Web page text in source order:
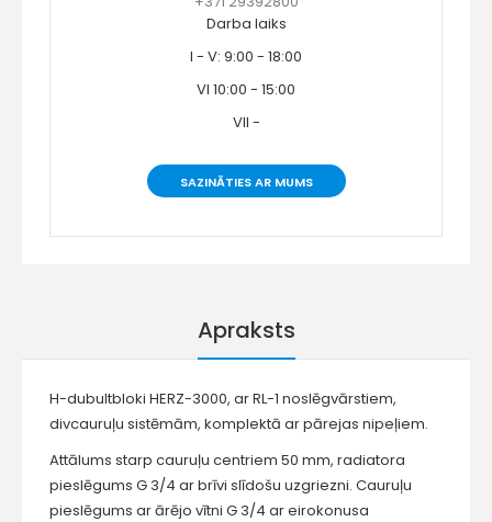
Darba laiks
I - V: 9:00 - 18:00
VI 10:00 - 15:00
VII -
SAZINĀTIES AR MUMS
Apraksts
H-dubultbloki HERZ-3000, ar RL-1 noslēgvārstiem,
divcauruļu sistēmām, komplektā ar pārejas nipeļiem.
Attālums starp cauruļu centriem 50 mm, radiatora
pieslēgums G 3/4 ar brīvi slīdošu uzgriezni. Cauruļu
pieslēgums ar ārējo vītni G 3/4 ar eirokonusa